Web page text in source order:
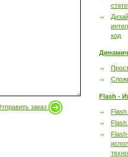
заказ
код
Flash -
Flash